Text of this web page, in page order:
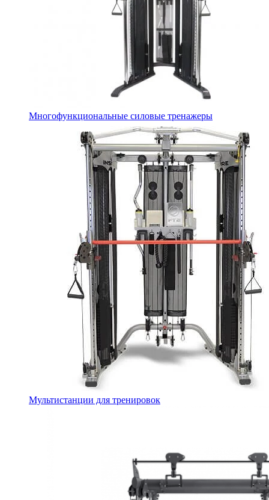
Многофункциональные силовые тренажеры
Мультистанции для тренировок